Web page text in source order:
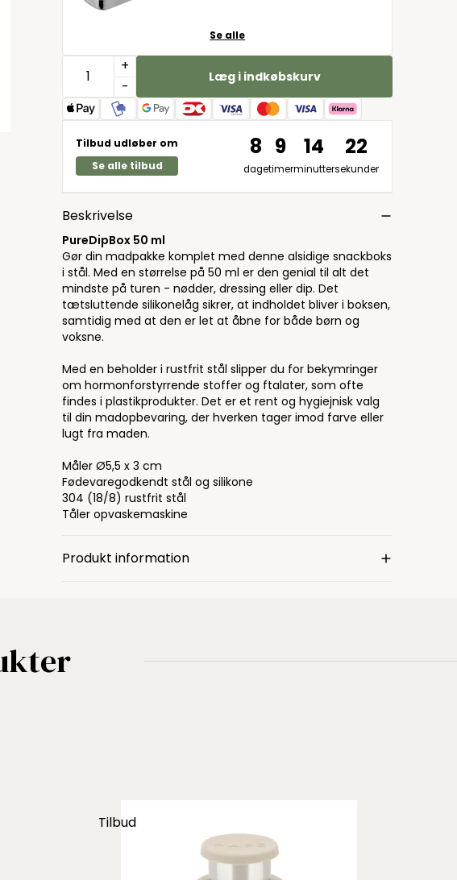
Se alle
+
-
Læg i indkøbskurv
Tilbud udløber om
Se alle tilbud
8
dage
9
timer
14
minutter
21
sekunder
Beskrivelse
PureDipBox 50 ml
Gør din madpakke komplet med denne alsidige snackboks
i stål. Med en størrelse på 50 ml er den genial til alt det
mindste på turen - nødder, dressing eller dip. Det
tætsluttende silikonelåg sikrer, at indholdet bliver i boksen,
samtidig med at den er let at åbne for både børn og
voksne.
Med en beholder i rustfrit stål slipper du for bekymringer
om hormonforstyrrende stoffer og ftalater, som ofte
findes i plastikprodukter. Det er et rent og hygiejnisk valg
til din madopbevaring, der hverken tager imod farve eller
lugt fra maden.
Måler Ø5,5 x 3 cm
Fødevaregodkendt stål og silikone
304 (18/8) rustfrit stål
Tåler opvaskemaskine
Produkt information
Tilbud